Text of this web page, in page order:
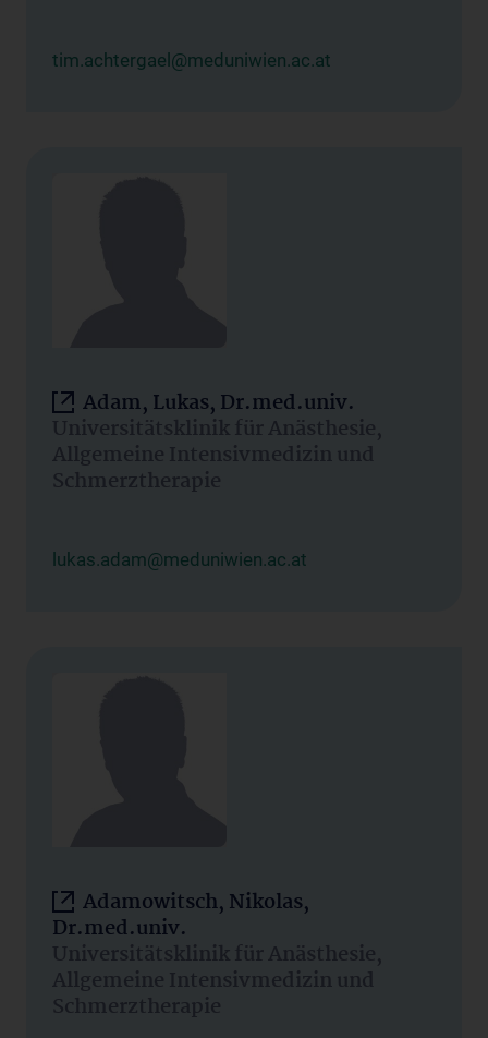
tim.achtergael@meduniwien.ac.at
Adam, Lukas, Dr.med.univ.
Universitätsklinik für Anästhesie,
Allgemeine Intensivmedizin und
Schmerztherapie
lukas.adam@meduniwien.ac.at
Adamowitsch, Nikolas,
Dr.med.univ.
Universitätsklinik für Anästhesie,
Allgemeine Intensivmedizin und
Schmerztherapie